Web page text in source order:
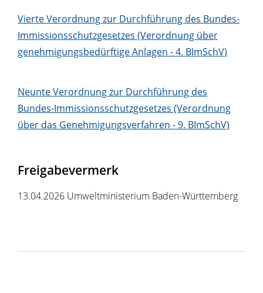
Vierte Verordnung zur Durchführung des Bundes-
Immissionsschutzgesetzes (Verordnung über
genehmigungsbedürftige Anlagen - 4. BImSchV)
Neunte Verordnung zur Durchführung des
Bundes-Immissionsschutzgesetzes (Verordnung
über das Genehmigungsverfahren - 9. BImSchV)
Freigabevermerk
13.04.2026 Umweltministerium Baden-Württemberg